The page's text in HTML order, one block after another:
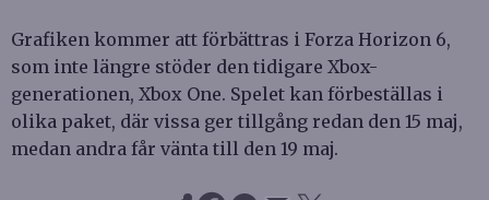
Grafiken kommer att förbättras i Forza Horizon 6,
som inte längre stöder den tidigare Xbox-
generationen, Xbox One. Spelet kan förbeställas i
olika paket, där vissa ger tillgång redan den 15 maj,
medan andra får vänta till den 19 maj.